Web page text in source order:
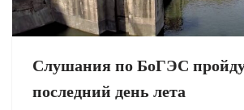
Слушания по БоГЭС
последний день лета